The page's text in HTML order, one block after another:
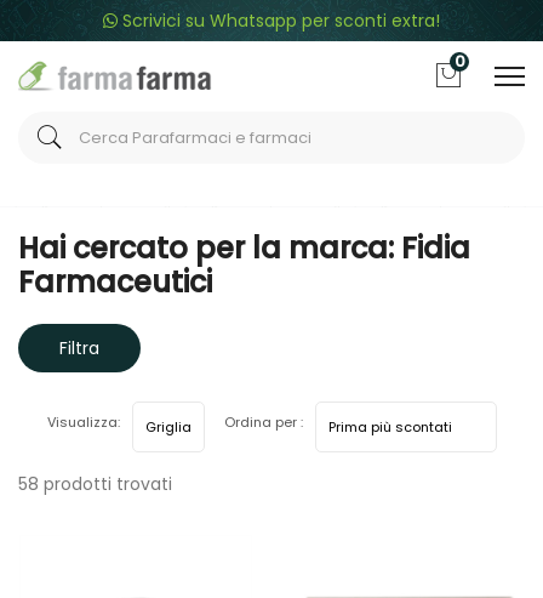
Scrivici su Whatsapp per sconti extra!
0
Home Marche parafarmaci Fidia Farmaceutici
Hai cercato per la marca: Fidia
Farmaceutici
Filtra
58 prodotti trovati
Visualizza: Ordina per :